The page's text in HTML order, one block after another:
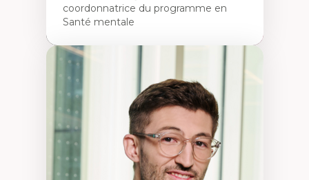
coordonnatrice du programme en
Santé mentale
Expertises
Neuropsychiatrie et neurosciences
Direction d'essais cliniques
Analyse des politiques et pratiques en santé
mentale
Développement de protocoles d'essais
cliniques
Collaboration interfonctionnelle
Leadership en recherche clinique
Développement de cadres politiques